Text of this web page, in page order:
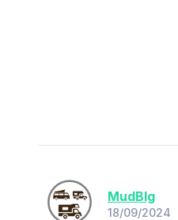
MudBlg
18/09/2024